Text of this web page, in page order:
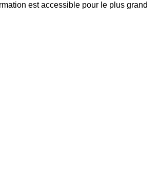
est accessible pour le plus grand